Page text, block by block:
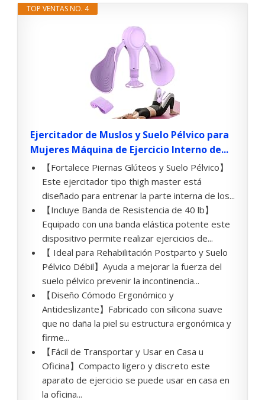
TOP VENTAS NO. 4
Ejercitador de Muslos y Suelo Pélvico para
Mujeres Máquina de Ejercicio Interno de...
【Fortalece Piernas Glúteos y Suelo Pélvico】
Este ejercitador tipo thigh master está
diseñado para entrenar la parte interna de los...
【Incluye Banda de Resistencia de 40 lb】
Equipado con una banda elástica potente este
dispositivo permite realizar ejercicios de...
【 Ideal para Rehabilitación Postparto y Suelo
Pélvico Débil】Ayuda a mejorar la fuerza del
suelo pélvico prevenir la incontinencia...
【Diseño Cómodo Ergonómico y
Antideslizante】Fabricado con silicona suave
que no daña la piel su estructura ergonómica y
firme...
【Fácil de Transportar y Usar en Casa u
Oficina】Compacto ligero y discreto este
aparato de ejercicio se puede usar en casa en
la oficina...